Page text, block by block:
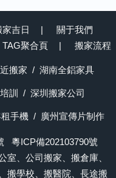
家吉日
關于我們
TAG聚合頁 搬家流程
搬家 湖南全鋁家具
訓 深圳搬家公司
手機 廣州宣傳片制作
粵ICP備202103790號
室、公司搬家、搬倉庫、
搬學校、搬醫院、長途搬